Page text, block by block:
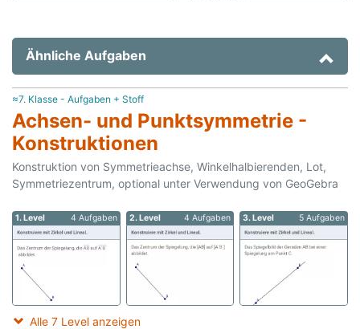
Ähnliche Aufgaben
≈7. Klasse - Aufgaben + Stoff
Achsen- und Punktsymmetrie -
Konstruktionen
Konstruktion von Symmetrieachse, Winkelhalbierenden, Lot,
Symmetriezentrum, optional unter Verwendung von GeoGebra
1. Level 4 Aufgaben 2. Level 4 Aufgaben 3. Level 5 Aufgaben
Alle 7 Level anzeigen